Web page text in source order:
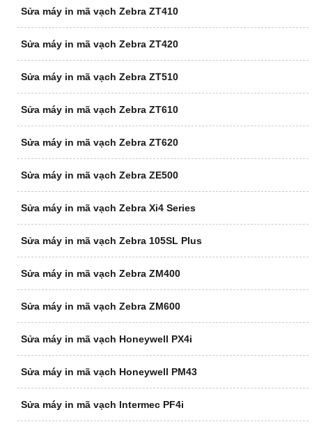
Sửa máy in mã vạch Zebra ZT410
Sửa máy in mã vạch Zebra ZT420
Sửa máy in mã vạch Zebra ZT510
Sửa máy in mã vạch Zebra ZT610
Sửa máy in mã vạch Zebra ZT620
Sửa máy in mã vạch Zebra ZE500
Sửa máy in mã vạch Zebra Xi4 Series
Sửa máy in mã vạch Zebra 105SL Plus
Sửa máy in mã vạch Zebra ZM400
Sửa máy in mã vạch Zebra ZM600
Sửa máy in mã vạch Honeywell PX4i
Sửa máy in mã vạch Honeywell PM43
Sửa máy in mã vạch Intermec PF4i